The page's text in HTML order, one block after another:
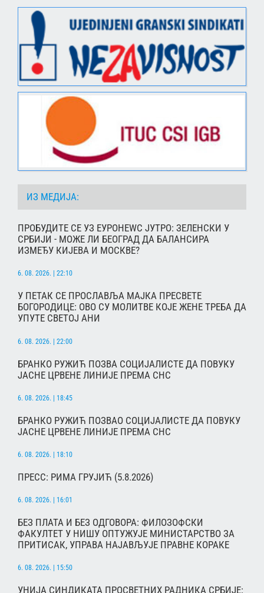
ИЗ МЕДИЈА:
ПРОБУДИТЕ СЕ УЗ ЕУРОНЕWС ЈУТРО: ЗЕЛЕНСКИ У
СРБИЈИ - МОЖЕ ЛИ БЕОГРАД ДА БАЛАНСИРА
ИЗМЕЂУ КИЈЕВА И МОСКВЕ?
6. 08. 2026. | 22:10
У ПЕТАК СЕ ПРОСЛАВЉА МАЈКА ПРЕСВЕТЕ
БОГОРОДИЦЕ: ОВО СУ МОЛИТВЕ КОЈЕ ЖЕНЕ ТРЕБА ДА
УПУТЕ СВЕТОЈ АНИ
6. 08. 2026. | 22:00
БРАНКО РУЖИЋ ПОЗВА СОЦИЈАЛИСТЕ ДА ПОВУКУ
ЈАСНЕ ЦРВЕНЕ ЛИНИЈЕ ПРЕМА СНС
6. 08. 2026. | 18:45
БРАНКО РУЖИЋ ПОЗВАО СОЦИЈАЛИСТЕ ДА ПОВУКУ
ЈАСНЕ ЦРВЕНЕ ЛИНИЈЕ ПРЕМА СНС
6. 08. 2026. | 18:10
ПРЕСС: РИМА ГРУЈИЋ (5.8.2026)
6. 08. 2026. | 16:01
БЕЗ ПЛАТА И БЕЗ ОДГОВОРА: ФИЛОЗОФСКИ
ФАКУЛТЕТ У НИШУ ОПТУЖУЈЕ МИНИСТАРСТВО ЗА
ПРИТИСАК, УПРАВА НАЈАВЉУЈЕ ПРАВНЕ КОРАКЕ
6. 08. 2026. | 15:50
УНИЈА СИНДИКАТА ПРОСВЕТНИХ РАДНИКА СРБИЈЕ: